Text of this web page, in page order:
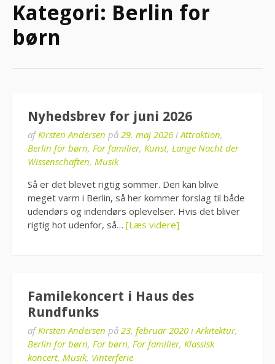
Kategori: Berlin for
børn
Nyhedsbrev for juni 2026
afKirsten Andersen på 29. maj 2026 iAttraktion,
Berlin for børn, For familier, Kunst, Lange Nacht der
Wissenschaften, Musik
Så er det blevet rigtig sommer. Den kan blive
meget varm i Berlin, så her kommer forslag til både
udendørs og indendørs oplevelser. Hvis det bliver
rigtig hot udenfor, så… [Læs videre]
Familekoncert i Haus des
Rundfunks
afKirsten Andersen på 23. februar 2020 i Arkitektur,
Berlin for børn, For børn, For familier, Klassisk
koncert, Musik, Vinterferie